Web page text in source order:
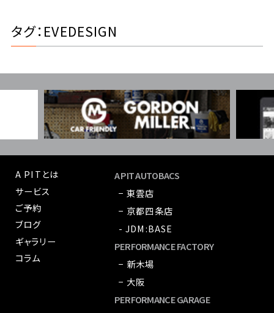
タグ：EVEDESIGN
A PITとは
サービス
ご予約
ブログ
ギャラリー
コラム
A PIT AUTOBACS
− 東雲店
− 京都四条店
- JDM:BASE
PERFORMANCE FACTORY
− 新木場
− 大阪
PERFORMANCE GARAGE